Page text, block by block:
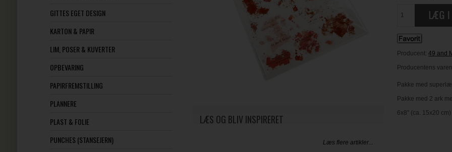
GITTES EGET DESIGN
KARTON & PAPIR
LIM, POSER & KUVERTER
OPBEVARING
PAPIRFREMSTILLING
PLANNERE
PLAST & FOLIE
PUNCHES (STANSEJERN)
Producent:49 and
Producentens
Pakke med
Pakke med 2 ark
6x8" (ca. 15x20 cm)
LÆS OG BLIV INSPIRERET
Læs flere artikler...